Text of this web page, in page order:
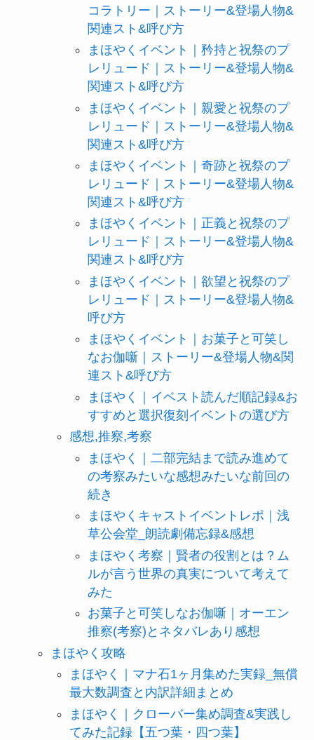
コラトリー｜ストーリー&登場人物&
関連スト&呼び方
まほやくイベント｜矜持と祝祭のプ
レリュード｜ストーリー&登場人物&
関連スト&呼び方
まほやくイベント｜親愛と祝祭のプ
レリュード｜ストーリー&登場人物&
関連スト&呼び方
まほやくイベント｜奇跡と祝祭のプ
レリュード｜ストーリー&登場人物&
関連スト&呼び方
まほやくイベント｜正義と祝祭のプ
レリュード｜ストーリー&登場人物&
関連スト&呼び方
まほやくイベント｜欲望と祝祭のプ
レリュード｜ストーリー&登場人物&
呼び方
まほやくイベント｜お菓子と可笑し
なお伽噺｜ストーリー&登場人物&関
連スト&呼び方
まほやく｜イベスト読んだ順記録&お
すすめと選択復刻イベントの選び方
感想,推察,考察
まほやく｜二部完結まで読み進めて
の考察みたいな感想みたいな前回の
続き
まほやくキャストイベントレポ｜浅
草公会堂_朗読劇備忘録&感想
まほやく考察｜賢者の役割とは？ム
ルが言う世界の真実について考えて
みた
お菓子と可笑しなお伽噺｜オーエン
推察(考察)とネタバレあり感想
まほやく攻略
まほやく｜マナ石1ヶ月集めた実録_無償
最大数調査と内訳詳細まとめ
まほやく｜クローバー集め調査&実践し
てみた記録【五つ葉・四つ葉】